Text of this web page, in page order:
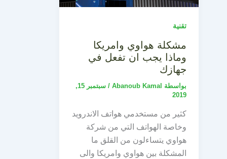
تقنية
مشكلة هواوي وامريكا
وماذا يجب ان تفعل في
جهازك
بواسطة Abanoub Kamal
/
سبتمبر 15,
2019
كثير من مستخدمي هواتف الاندرويد
وخاصة الهواتف التي من شركة
هواوي يتساءلون من القلق ما
المشكلة بين هواوي وامريكا والى